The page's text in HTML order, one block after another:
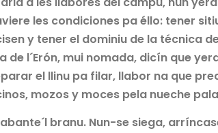
les condiciones pa éllo: tener
y tener el dominiu de la técnica
l´Erón, mui nomada, dicín que
el llinu pa filar, llabor na que
mozos y moces pela nueche
branu. Nun-se siega,